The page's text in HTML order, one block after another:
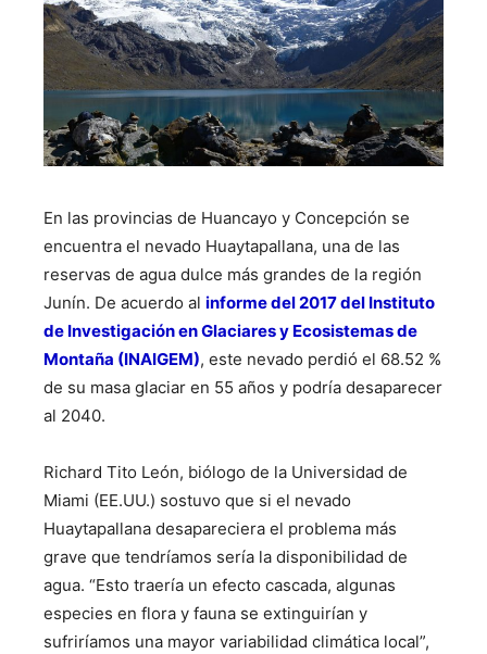
En las provincias de Huancayo y Concepción se
encuentra el nevado Huaytapallana, una de las
reservas de agua dulce más grandes de la región
Junín. De acuerdo al informe del 2017 del Instituto
de Investigación en Glaciares y Ecosistemas de
Montaña (INAIGEM), este nevado perdió el 68.52 %
de su masa glaciar en 55 años y podría desaparecer
al 2040.
Richard Tito León, biólogo de la Universidad de
Miami (EE.UU.) sostuvo que si el nevado
Huaytapallana desapareciera el problema más
grave que tendríamos sería la disponibilidad de
agua. “Esto traería un efecto cascada, algunas
especies en flora y fauna se extinguirían y
sufriríamos una mayor variabilidad climática local”,